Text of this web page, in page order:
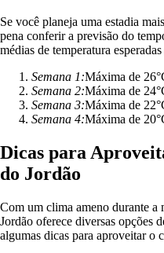
Se você planeja uma estadia
pena conferir a previsão do
médias de temperatura
Semana 1:Máxima de
Semana 2:Máxima de
Semana 3:Máxima de
Semana 4:Máxima de
Dicas para
do Jordão
Com um clima ameno durante a
Jordão oferece diversas opções
algumas dicas para aproveitar o